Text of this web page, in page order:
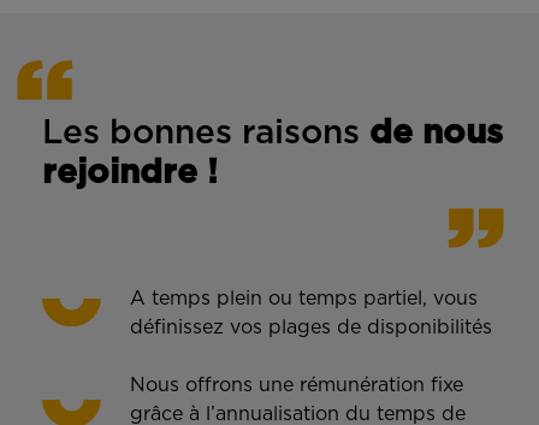
Les bonnes raisons de nous
rejoindre !
A temps plein ou temps partiel, vous
définissez vos plages de disponibilités
Nous offrons une rémunération fixe
grâce à l’annualisation du temps de